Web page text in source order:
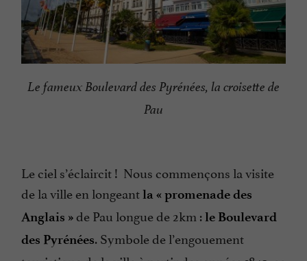
Le fameux Boulevard des Pyrénées, la croisette de
Pau
Le ciel s’éclaircit ! Nous commençons la visite
de la ville en longeantla « promenade des
Anglais »de Pau longue de 2km :le Boulevard
des Pyrénées. Symbole de l’engouement